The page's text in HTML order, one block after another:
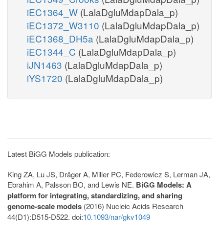
iEC1364_W (LalaDgluMdapDala_p)
iEC1372_W3110 (LalaDgluMdapDala_p)
iEC1368_DH5a (LalaDgluMdapDala_p)
iEC1344_C (LalaDgluMdapDala_p)
iJN1463 (LalaDgluMdapDala_p)
iYS1720 (LalaDgluMdapDala_p)
Latest BiGG Models publication:
King ZA, Lu JS, Dräger A, Miller PC, Federowicz S, Lerman JA,
Ebrahim A, Palsson BO, and Lewis NE. BiGG Models: A
platform for integrating, standardizing, and sharing
genome-scale models (2016) Nucleic Acids Research
44(D1):D515-D522. doi:10.1093/nar/gkv1049